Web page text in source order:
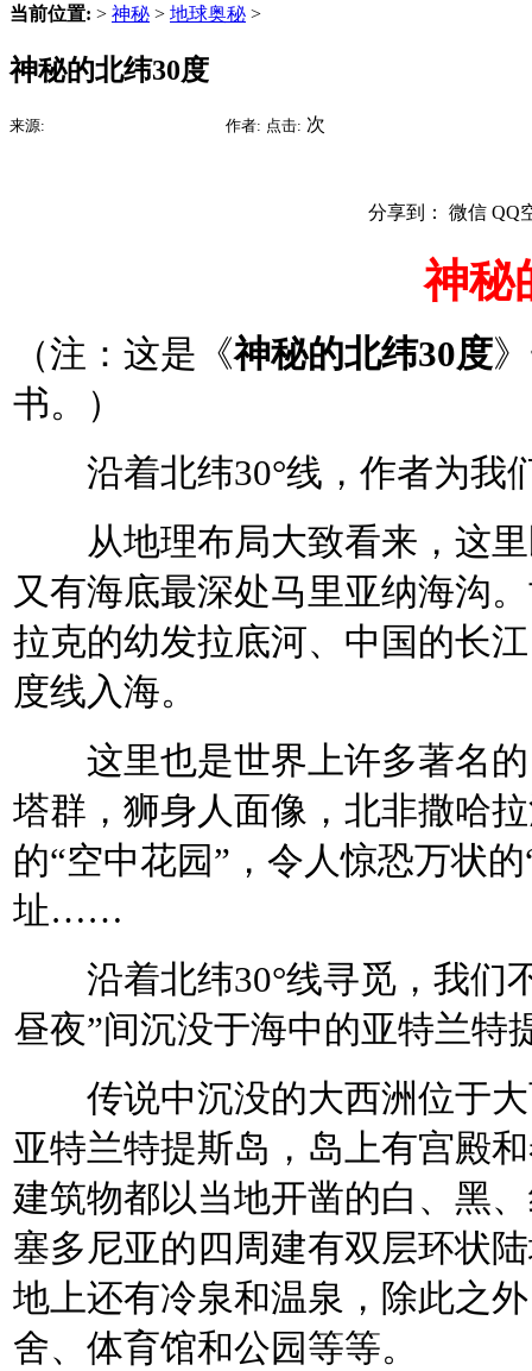
当前位置: > 神秘 > 地球奥秘 >
神秘的北纬30度
来源: 作者: 点击: 次
分享到： 微信 QQ
神秘
（注：这是《神秘的北纬30度
书。）
沿着北纬30°线，作者为我
从地理布局大致看来，这里
又有海底最深处马里亚纳海沟
拉克的幼发拉底河、中国的长
度线入海。
这里也是世界上许多著名的
塔群，狮身人面像，北非撒哈
的“空中花园”，令人惊恐万状
址……
沿着北纬30°线寻觅，我们
昼夜”间沉没于海中的亚特兰特
传说中沉没的大西洲位于大
亚特兰特提斯岛，岛上有宫殿
建筑物都以当地开凿的白、黑
塞多尼亚的四周建有双层环状
地上还有冷泉和温泉，除此之
舍、体育馆和公园等等。